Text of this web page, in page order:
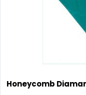
Honeycomb